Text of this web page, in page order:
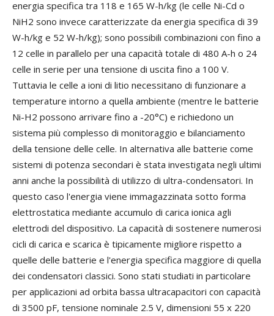
energia specifica tra 118 e 165 W-h/kg (le celle Ni-Cd o
NiH2 sono invece caratterizzate da energia specifica di 39
W-h/kg e 52 W-h/kg); sono possibili combinazioni con fino a
12 celle in parallelo per una capacità totale di 480 A-h o 24
celle in serie per una tensione di uscita fino a 100 V.
Tuttavia le celle a ioni di litio necessitano di funzionare a
temperature intorno a quella ambiente (mentre le batterie
Ni-H2 possono arrivare fino a -20°C) e richiedono un
sistema più complesso di monitoraggio e bilanciamento
della tensione delle celle. In alternativa alle batterie come
sistemi di potenza secondari è stata investigata negli ultimi
anni anche la possibilità di utilizzo di ultra-condensatori. In
questo caso l'energia viene immagazzinata sotto forma
elettrostatica mediante accumulo di carica ionica agli
elettrodi del dispositivo. La capacità di sostenere numerosi
cicli di carica e scarica è tipicamente migliore rispetto a
quelle delle batterie e l'energia specifica maggiore di quella
dei condensatori classici. Sono stati studiati in particolare
per applicazioni ad orbita bassa ultracapacitori con capacità
di 3500 pF, tensione nominale 2.5 V, dimensioni 55 x 220